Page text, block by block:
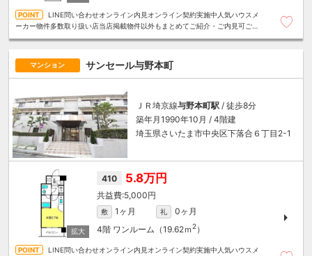
LINE問い合わせオンライン内見オンライン契約実施中人気ハウスメ
ーカー物件多数取り扱い店当店掲載物件以外もまとめてご紹介・ご内見可ご予
マンション サンセール与野本町
ＪＲ埼京線与野本町駅 / 徒歩8分
築年月1990年10月 / 4階建
埼玉県さいたま市中央区下落合６丁目2-1
410 5.8万円
5,000円
敷 1ヶ月 礼
0ヶ月
4階 ワンルーム（19.62ｍ 2）
LINE問い合わせオンライン内見オンライン契約実施中人気ハウスメ